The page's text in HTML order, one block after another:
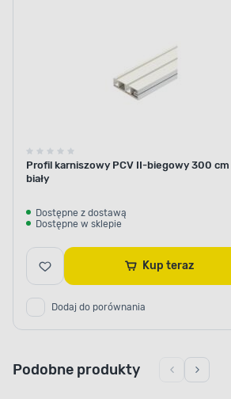
Profil karniszowy PCV II-biegowy 300 cm
biały
Dostępne z dostawą
Dostępne w sklepie
Kup teraz
Dodaj do porównania
Podobne produkty